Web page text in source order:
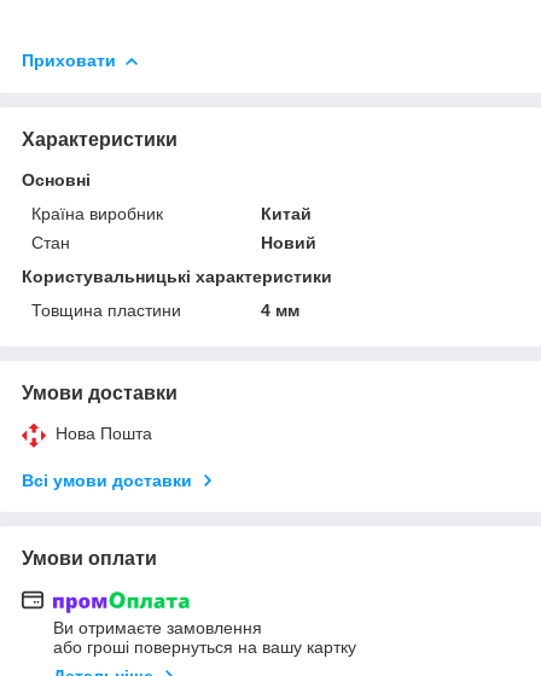
Приховати
Характеристики
Основні
Країна виробник
Китай
Стан
Новий
Користувальницькі характеристики
Товщина пластини
4 мм
Умови доставки
Нова Пошта
Всі умови доставки
Умови оплати
Ви отримаєте замовлення
або гроші повернуться на вашу картку